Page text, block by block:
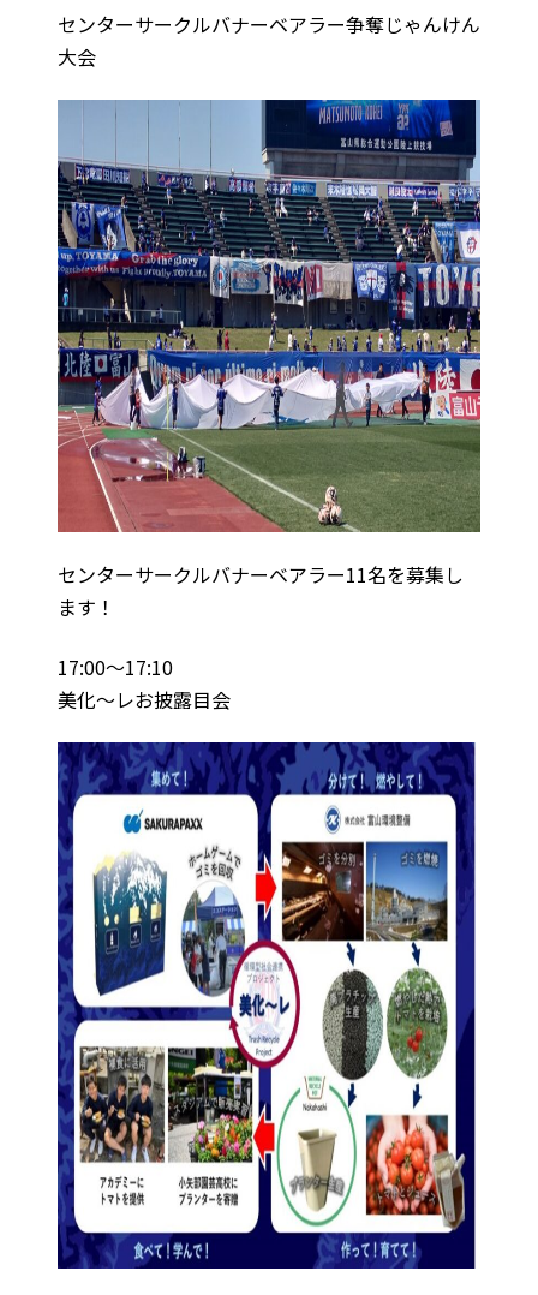
センターサークルバナーベアラー争奪じゃんけん
大会
センターサークルバナーベアラー11名を募集し
ます！
17:00～17:10
美化～レお披露目会